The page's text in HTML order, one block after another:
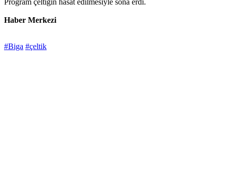
Program çeltiğin hasat edilmesiyle sona erdi.
Haber Merkezi
#Biga #çeltik